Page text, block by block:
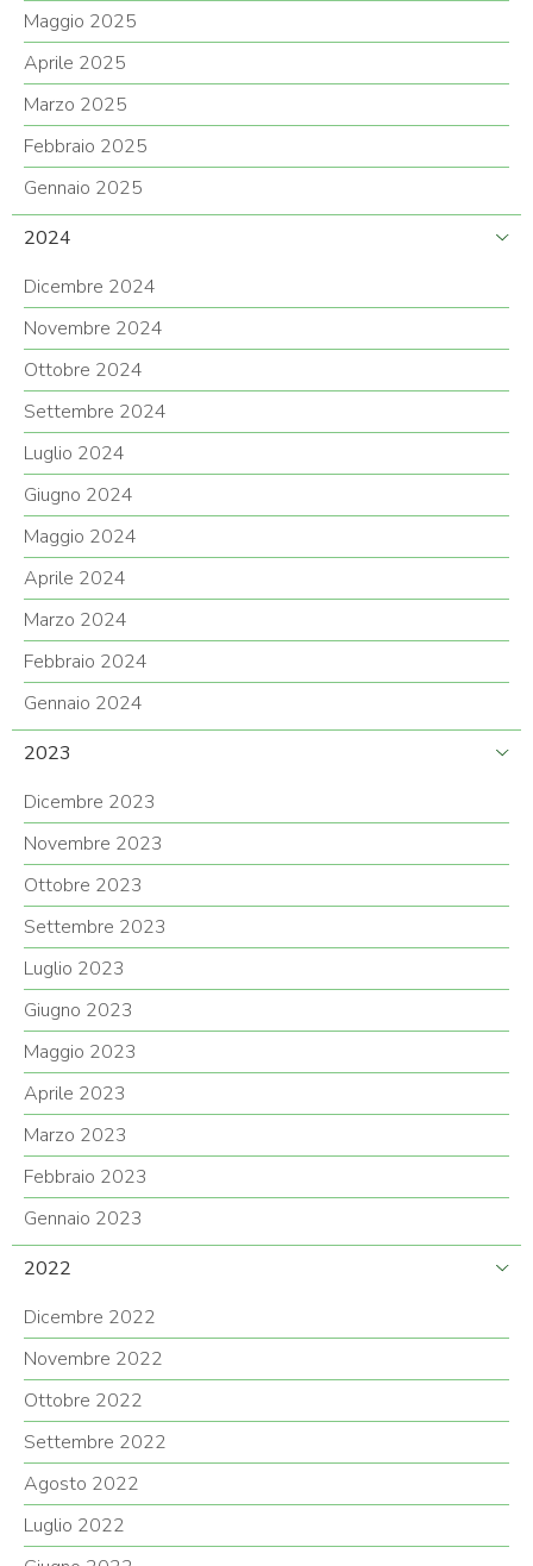
Maggio 2025
Aprile 2025
Marzo 2025
Febbraio 2025
Gennaio 2025
2024
Dicembre 2024
Novembre 2024
Ottobre 2024
Settembre 2024
Luglio 2024
Giugno 2024
Maggio 2024
Aprile 2024
Marzo 2024
Febbraio 2024
Gennaio 2024
2023
Dicembre 2023
Novembre 2023
Ottobre 2023
Settembre 2023
Luglio 2023
Giugno 2023
Maggio 2023
Aprile 2023
Marzo 2023
Febbraio 2023
Gennaio 2023
2022
Dicembre 2022
Novembre 2022
Ottobre 2022
Settembre 2022
Agosto 2022
Luglio 2022